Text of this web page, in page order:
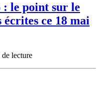
: le point sur le
écrites ce 18 mai
lecture